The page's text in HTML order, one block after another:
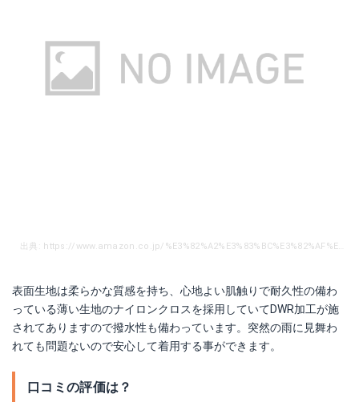
表面生地は柔らかな質感を持ち、心地よい肌触りで耐久性の備わ
っている薄い生地のナイロンクロスを採用していてDWR加工が施
されてありますので撥水性も備わっています。突然の雨に見舞わ
れても問題ないので安心して着用する事ができます。
口コミの評価は？